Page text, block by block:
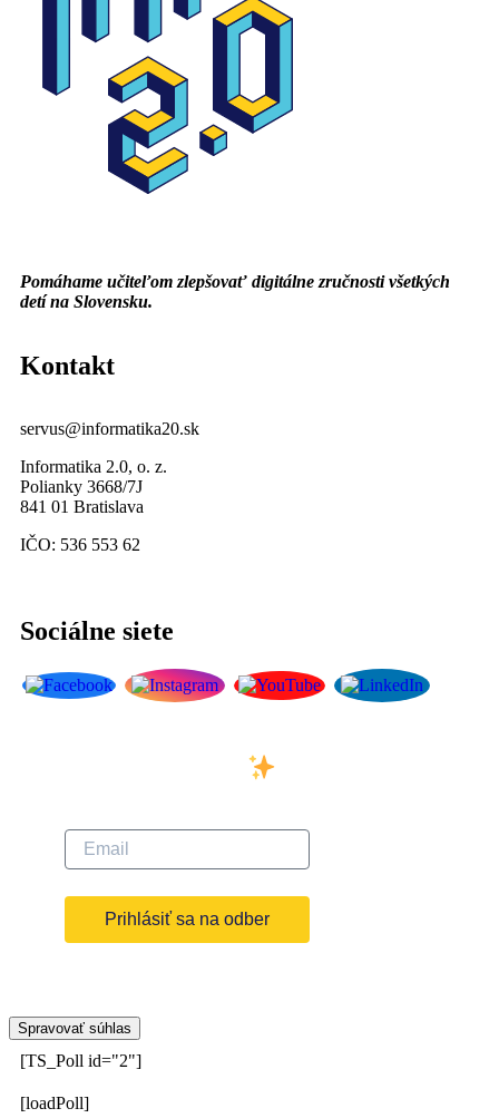
Pomáhame učiteľom zlepšovať digitálne zručnosti všetkých
detí na Slovensku.
Kontakt
servus@informatika20.sk
Informatika 2.0, o. z.
Polianky 3668/7J
841 01 Bratislava
IČO: 536 553 62
Sociálne siete
Prihlásiť sa na odber
Spravovať súhlas
[TS_Poll id="2"]
[loadPoll]